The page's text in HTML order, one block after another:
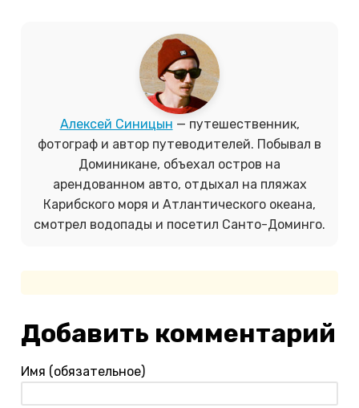
Алексей Синицын — путешественник,
фотограф и автор путеводителей. Побывал в
Доминикане, объехал остров на
арендованном авто, отдыхал на пляжах
Карибского моря и Атлантического океана,
смотрел водопады и посетил Санто-Доминго.
Добавить комментарий
Имя (обязательное)